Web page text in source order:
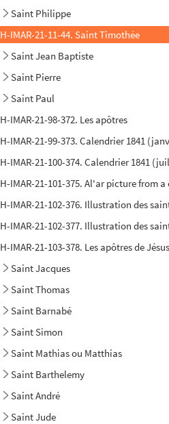
Saint Philippe
H-IMAR-21-11-44. Saint Timothée
Saint Jean Baptiste
Saint Pierre
Saint Paul
H-IMAR-21-98-372. Les apôtres
H-IMAR-21-99-373. Calendrier 1841
H-IMAR-21-100-374. Calendrier 1841
H-IMAR-21-101-375. Al'ar picture from
H-IMAR-21-102-376. Illustration des
H-IMAR-21-102-377. Illustration des
H-IMAR-21-103-378. Les apôtres de
Saint Jacques
Saint Thomas
Saint Barnabé
Saint Simon
Saint Mathias ou Matthias
Saint Barthelemy
Saint André
Saint Jude